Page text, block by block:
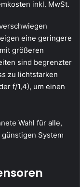
inkl. MwSt.
eine geringere
größeren
sind begrenzter
zu lichtstarken
f/1,4), um einen
Wahl für alle,
System